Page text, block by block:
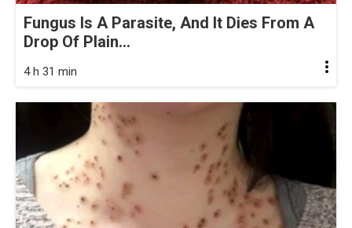
Fungus Is A Parasite, And It Dies From A
Drop Of Plain...
4 h 31 min